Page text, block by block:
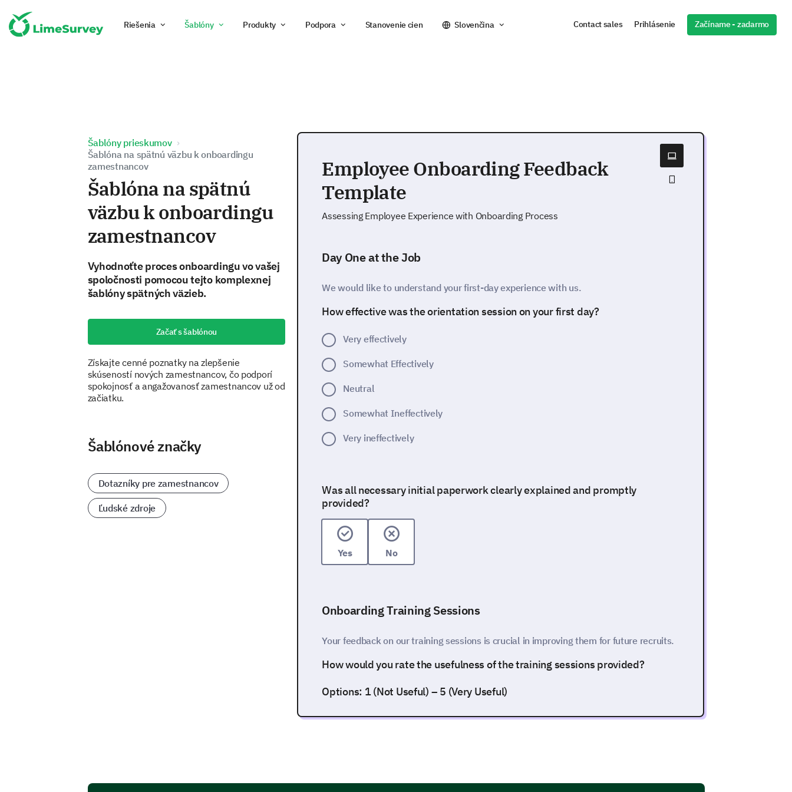
Riešenia Šablóny Produkty Podpora Stanovenie cien Slovenčina Contact sales Prihlásenie Začíname - zadarmo
Šablóny prieskumov
Šablóna na spätnú väzbu k onboardingu
zamestnancov
Šablóna na spätnú
väzbu k onboardingu
zamestnancov
Vyhodnoťte proces onboardingu vo vašej
spoločnosti pomocou tejto komplexnej
šablóny spätných väzieb.
Začať s šablónou
Získajte cenné poznatky na zlepšenie
skúseností nových zamestnancov, čo podporí
spokojnosť a angažovanosť zamestnancov už od
začiatku.
Šablónové značky
Dotazníky pre zamestnancov
Ľudské zdroje
Employee Onboarding Feedback
Template
Assessing Employee Experience with Onboarding Process
Day One at the Job
We would like to understand your first-day experience with us.
How effective was the orientation session on your first day?
Very effectively
Somewhat Effectively
Neutral
Somewhat Ineffectively
Very ineffectively
Was all necessary initial paperwork clearly explained and promptly
provided?
Yes No
Onboarding Training Sessions
Your feedback on our training sessions is crucial in improving them for future recruits.
How would you rate the usefulness of the training sessions provided?
Options: 1 (Not Useful) – 5 (Very Useful)